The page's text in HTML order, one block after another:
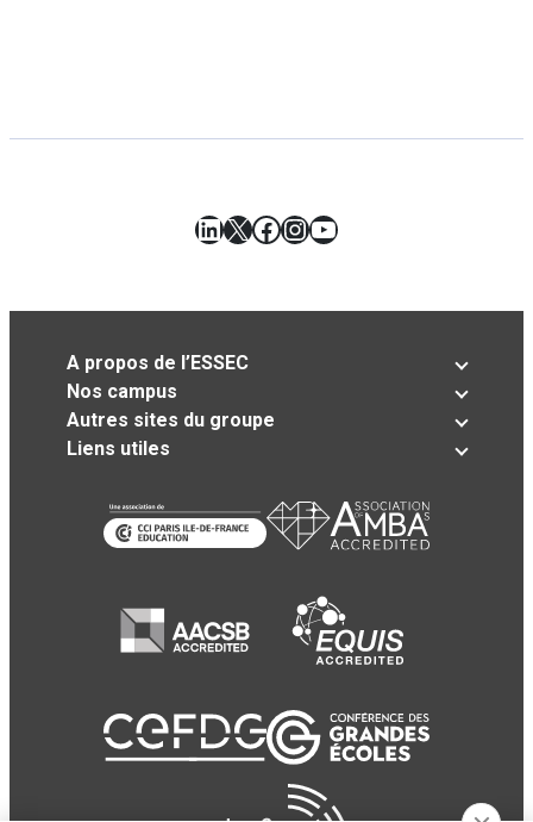
LinkedIn
X Facebook
Instagram
YouTube
A propos de l’ESSEC
Nos campus
Autres sites du groupe
Liens utiles